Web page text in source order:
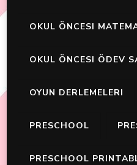
OKUL ÖNCESI
OKUL ÖNCESI ÖDEV
OYUN DERLEMELERI
PRESCHOOL
PRESCHOOL